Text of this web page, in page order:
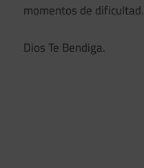
momentos de dificultad.
Dios Te Bendiga.